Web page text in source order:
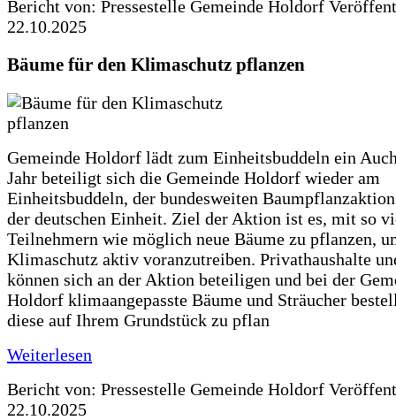
Bericht von: Pressestelle Gemeinde Holdorf
22.10.2025
Bäume für den Klimaschutz pflanzen
Gemeinde Holdorf lädt zum Einheitsbuddeln ein
Jahr beteiligt sich die Gemeinde Holdorf wieder am
Einheitsbuddeln, der bundesweiten
der deutschen Einheit. Ziel der Aktion ist es, mit so
Teilnehmern wie möglich neue Bäume zu pflanzen,
Klimaschutz aktiv voranzutreiben. Privathaushalte
können sich an der Aktion beteiligen und bei der
Holdorf klimaangepasste Bäume und Sträucher
diese auf Ihrem Grundstück zu pflan
Weiterlesen
Bericht von: Pressestelle Gemeinde Holdorf
22.10.2025